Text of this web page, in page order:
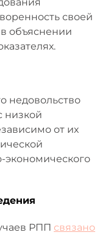
своей
объяснении
недовольство
низкой
от их
экономического
РПП связано